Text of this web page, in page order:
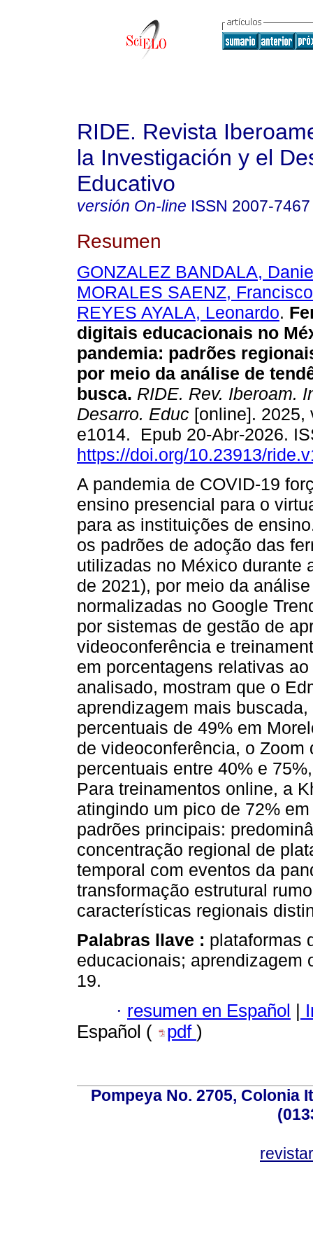
RIDE. Revista
la Investigación y el
Educativo
versión On-line ISSN 2007-7467
Resumen
GONZALEZ BANDALA,
MORALES SAENZ,
REYES AYALA, Leonardo.
digitais educacionais no
pandemia: padrões
por meio da análise de
busca. RIDE. Rev. Iberoam.
Desarro. Educ [online]. 2025,
e1014. Epub 20-Abr-2026.
https://doi.org/10.23913/
A pandemia de COVID-19
ensino presencial para o
para as instituições de
os padrões de adoção das
utilizadas no México durante
de 2021), por meio da
normalizadas no Google
por sistemas de gestão de
videoconferência e
em porcentagens relativas
analisado, mostram que o
aprendizagem mais
percentuais de 49% em
de videoconferência, o
percentuais entre 40% e
Para treinamentos online, a
atingindo um pico de 72%
padrões principais:
concentração regional de
temporal com eventos da
transformação estrutural
características regionais
Palabras llave : plataformas
educacionais; aprendizagem
19.
· resumen en Español |
Español (
pdf )
Pompeya No. 2705, Colonia